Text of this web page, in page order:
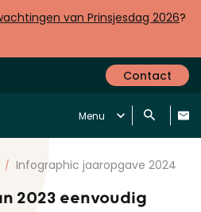
van Prinsjesdag 2026?
Contact
Menu
Infographic jaaropgave 2024
2023 eenvoudig